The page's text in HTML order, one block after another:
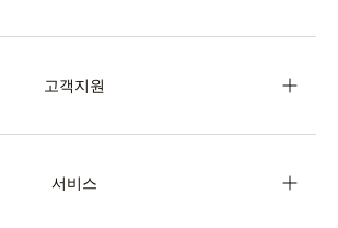
고객지원
서비스